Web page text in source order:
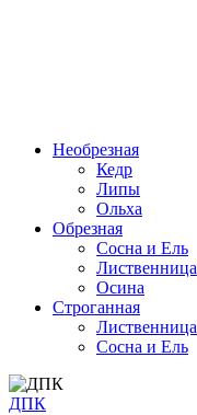
Необрезная
Кедр
Липы
Ольха
Обрезная
Cосна и Ель
Лиственница
Осина
Строганная
Лиственница
Сосна и Ель
ДПК